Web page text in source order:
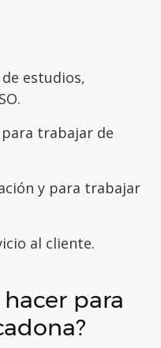
estudios,
trabajar de
y para trabajar
al cliente.
para